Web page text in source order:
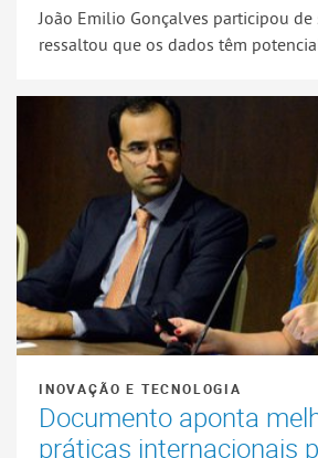
João Emilio Gonçalves participou de
ressaltou que os dados têm potencial
INOVAÇÃO E TECNOLOGIA
Documento aponta
práticas internacionais